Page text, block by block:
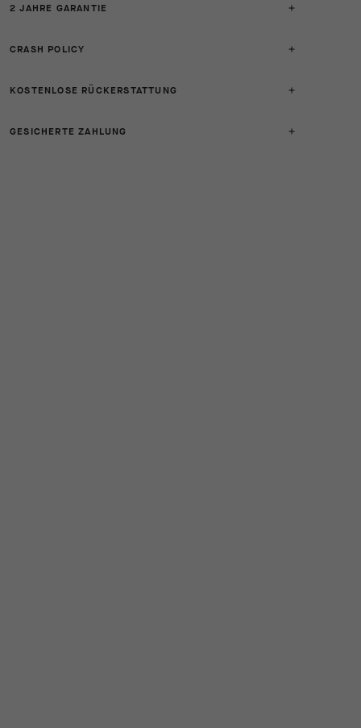
2 JAHRE GARANTIE
CRASH POLICY
KOSTENLOSE RÜCKERSTATTUNG
GESICHERTE ZAHLUNG